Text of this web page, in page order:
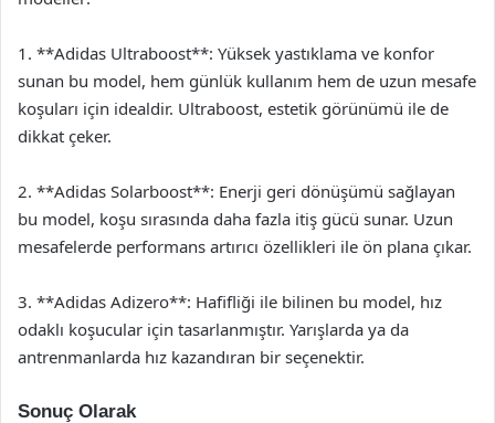
1. **Adidas Ultraboost**: Yüksek yastıklama ve konfor
sunan bu model, hem günlük kullanım hem de uzun mesafe
koşuları için idealdir. Ultraboost, estetik görünümü ile de
dikkat çeker.
2. **Adidas Solarboost**: Enerji geri dönüşümü sağlayan
bu model, koşu sırasında daha fazla itiş gücü sunar. Uzun
mesafelerde performans artırıcı özellikleri ile ön plana çıkar.
3. **Adidas Adizero**: Hafifliği ile bilinen bu model, hız
odaklı koşucular için tasarlanmıştır. Yarışlarda ya da
antrenmanlarda hız kazandıran bir seçenektir.
Sonuç Olarak